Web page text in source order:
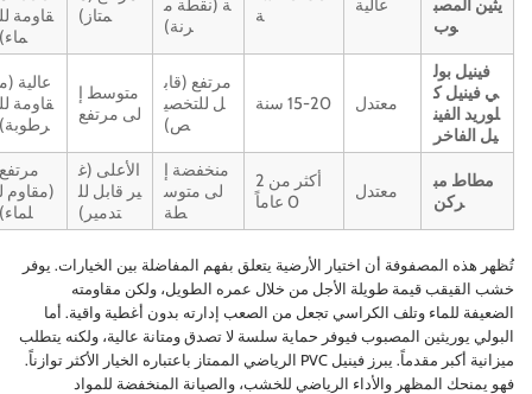
يثين المصب
وب
عالية
ة (نقطة م
رنة)
متاز)
قاومة لل
ماء)
فينيل بول
ي فينيل ك
لوريد الفين
يل الفاخر
معتدل 15-20 سنة
مرتفع (قاب
ل للتخصي
ص)
متوسط إ
لى مرتفع
عالية (م
قاومة لل
رطوبة)
مطاط مب
ركن
معتدل
أكثر من 2
منخفضة إ
لى متوس
طة
الأعلى (غ
ير قابل لل
تدمير)
مرتفع
(مقاوم ل
لماء)
تُظهر هذه المصفوفة أن اختيار الأرضية يتعلق بفهم المفاضلة بين الخيارات. يوفر
خشب القيقب قيمة طويلة الأجل من خلال عمره الطويل، ولكن مقاومته
الضعيفة للماء وتلف الكراسي تجعل من الصعب إدارته بدون أغطية واقية. أما
البولي يوريثين المصبوب فيوفر حماية سلسة لا تصدق ومتانة عالية، ولكنه يتطلب
ميزانية أكبر مقدماً. يبرز فينيل PVC الرياضي الممتاز باعتباره الخيار الأكثر توازناً.
فهو يمنحك المظهر والأداء الرياضي للخشب، والصيانة المنخفضة للمواد